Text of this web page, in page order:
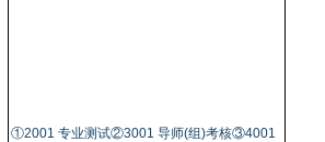
①2001 专业测试②3001 导师(组)考核③4001